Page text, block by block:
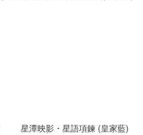
星潭映影・星語項鍊 (皇家藍)